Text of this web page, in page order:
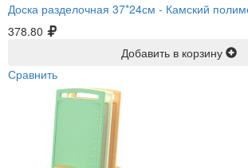
Доска разделочная 37*24см - Камский
378.80
Добавить в корзину
Сравнить